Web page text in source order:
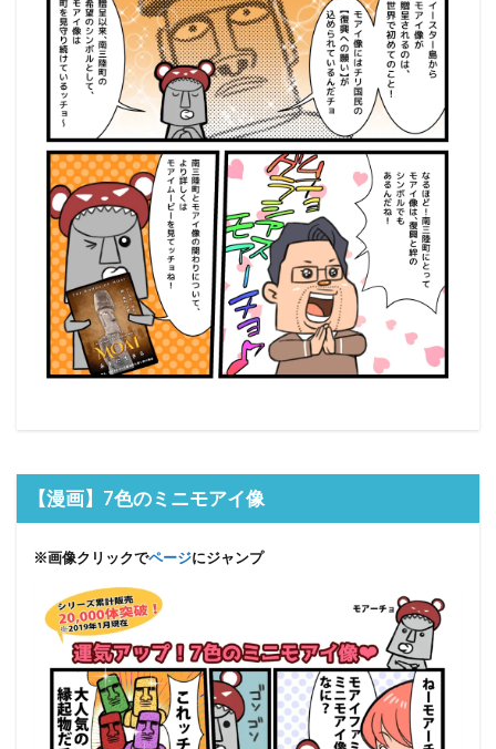
【漫画】7色のミニモアイ像
※画像クリックでページにジャンプ